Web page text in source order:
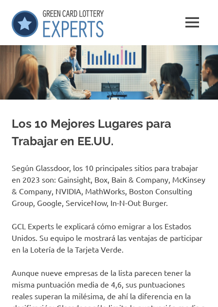
contenido
GCLExperts
Card
Lottery
Experts
MENÚ
Los 10 Mejores Lugares para
Trabajar en EE.UU.
Según Glassdoor, los 10 principales sitios para trabajar
en 2023 son: Gainsight, Box, Bain & Company, McKinsey
& Company, NVIDIA, MathWorks, Boston Consulting
Group, Google, ServiceNow, In-N-Out Burger.
GCL Experts le explicará cómo emigrar a los Estados
Unidos. Su equipo le mostrará las ventajas de participar
en la Lotería de la Tarjeta Verde.
Aunque nueve empresas de la lista parecen tener la
misma puntuación media de 4,6, sus puntuaciones
reales superan la milésima, de ahí la diferencia en la